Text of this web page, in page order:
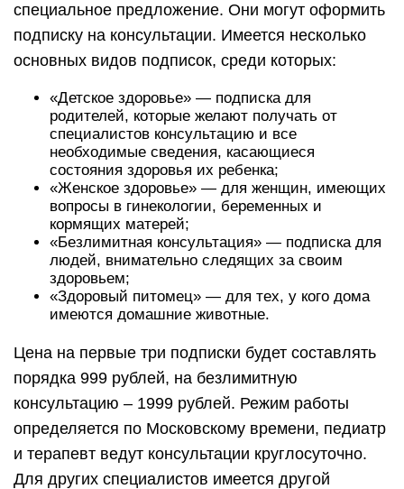
специальное предложение. Они могут оформить
подписку на консультации. Имеется несколько
основных видов подписок, среди которых:
«Детское здоровье» — подписка для
родителей, которые желают получать от
специалистов консультацию и все
необходимые сведения, касающиеся
состояния здоровья их ребенка;
«Женское здоровье» — для женщин, имеющих
вопросы в гинекологии, беременных и
кормящих матерей;
«Безлимитная консультация» — подписка для
людей, внимательно следящих за своим
здоровьем;
«Здоровый питомец» — для тех, у кого дома
имеются домашние животные.
Цена на первые три подписки будет составлять
порядка 999 рублей, на безлимитную
консультацию – 1999 рублей. Режим работы
определяется по Московскому времени, педиатр
и терапевт ведут консультации круглосуточно.
Для других специалистов имеется другой